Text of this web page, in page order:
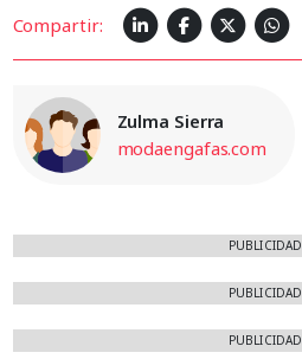
Compartir:
Zulma Sierra
modaengafas.com
PUBLICIDAD
PUBLICIDAD
PUBLICIDAD